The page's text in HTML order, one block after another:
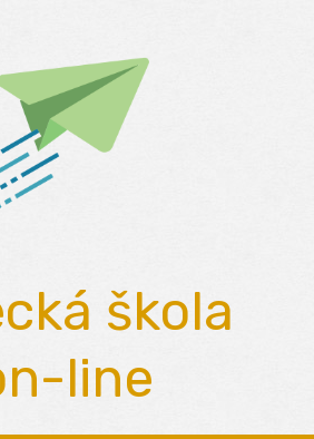
škola
line